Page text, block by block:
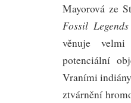
Mayorová ze
Fossil
věnuje velmi
potenciální
Vraními
ztvárnění